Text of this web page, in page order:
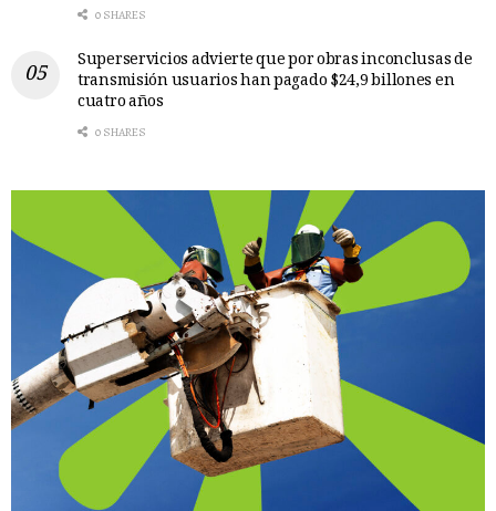
0 SHARES
Superservicios advierte que por obras inconclusas de
transmisión usuarios han pagado $24,9 billones en
cuatro años
0 SHARES